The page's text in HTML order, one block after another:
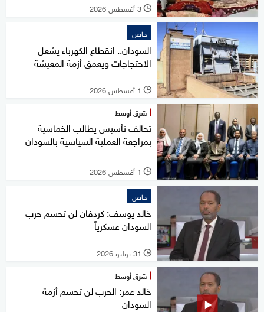
l 3 أغسطس 2026
خاص
السودان.. انقطاع الكهرباء يشعل
الاحتجاجات ويعمق أزمة المعيشة
l 1 أغسطس 2026
شرق أوسط
تحالف تأسيس يطالب الخماسية
بمراجعة العملية السياسية بالسودان
l 1 أغسطس 2026
خاص
خالد يوسف: كردفان لن تحسم حرب
السودان عسكرياً
l 31 يوليو 2026
شرق أوسط
خالد عمر: الحرب لن تحسم أزمة
السودان